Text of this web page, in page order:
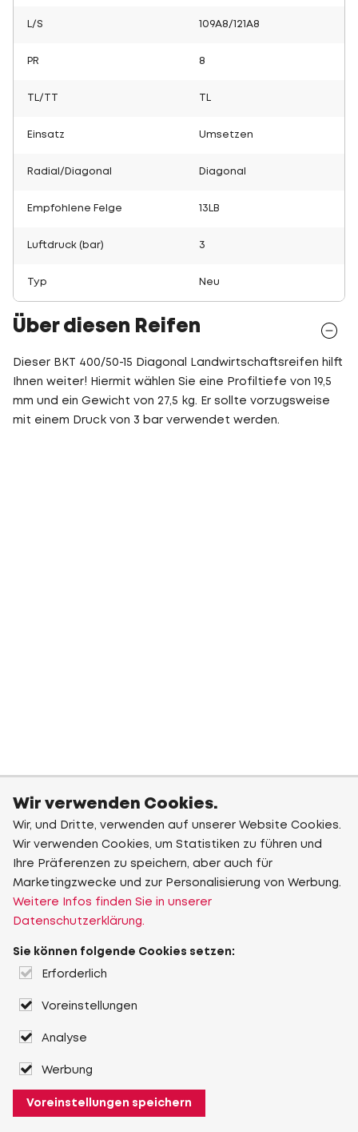
L/S 109A8/121A8
PR 8
TL/TT
Einsatz Umsetzen
Radial/Diagonal Diagonal
Empfohlene Felge 13LB
Luftdruck (bar) 3
Typ Neu
Über diesen Reifen
Dieser BKT 400/50-15 Diagonal Landwirtschaftsreifen hilft
Ihnen weiter! Hiermit wählen Sie eine Profiltiefe von 19,5
mm und ein Gewicht von 27,5 kg. Er sollte vorzugsweise
mit einem Druck von 3 bar verwendet werden.
Wir verwenden Cookies.
Wir, und Dritte, verwenden auf unserer Website Cookies.
Wir verwenden Cookies, um Statistiken zu führen und
Ihre Präferenzen zu speichern, aber auch für
Marketingzwecke und zur Personalisierung von Werbung.
Weitere Infos finden Sie in unserer
Datenschutzerklärung.
Sie können folgende Cookies setzen:
Erforderlich
Voreinstellungen
Analyse
Werbung
Voreinstellungen speichern